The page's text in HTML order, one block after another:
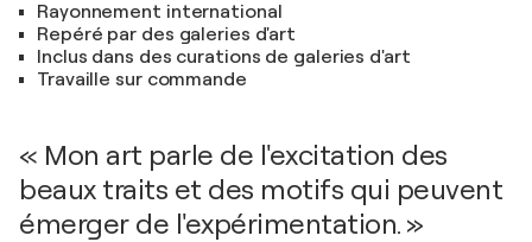
Rayonnement international
Repéré par des galeries d'art
Inclus dans des curations de galeries d'art
Travaille sur commande
« Mon art parle de l'excitation des
beaux traits et des motifs qui peuvent
émerger de l'expérimentation. »